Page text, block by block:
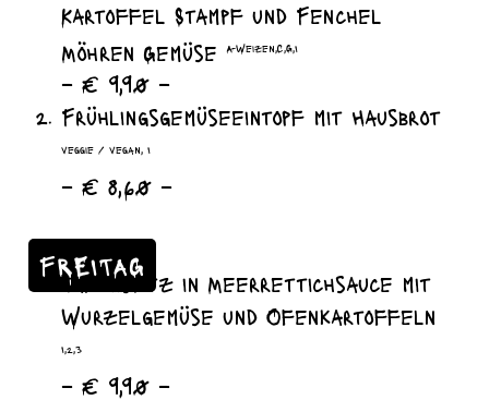
Kartoffel Stampf und Fenchel
Möhren Gemüse
A-Weizen,C,G,I
– € 9,90 –
Frühlingsgemüseeintopf mit Hausbrot
veggie / vegan, I
– € 8,60 –
FREITAG
Tafelspitz in Meerrettichsauce mit
Wurzelgemüse und Ofenkartoffeln
I,2,3
– € 9,90 –